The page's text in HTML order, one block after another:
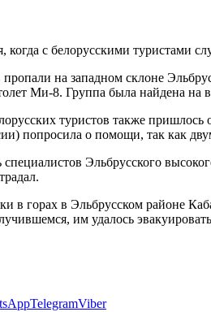
с белорусскими туристами
на западном склоне
Ми-8. Группа была найдена
туристов также пришлось
попросила о помощи, так как
Эльбрусского
в горах в Эльбрусском районе
им удалось
TelegramViber